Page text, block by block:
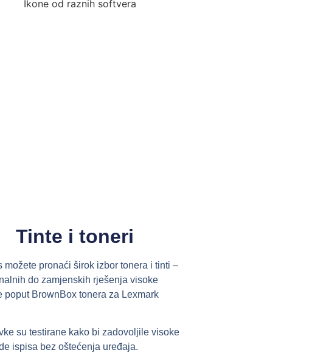
Tinte i toneri
možete pronaći širok izbor tonera i tinti –
do zamjenskih rješenja visoke
poput BrownBox tonera za Lexmark
su testirane kako bi zadovoljile visoke
ispisa bez oštećenja uređaja.